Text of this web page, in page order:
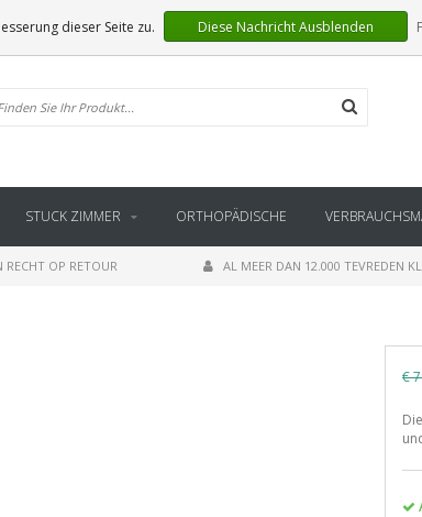
STUCK ZIMMER ORTHOPÄDISCHE
RECHT OP RETOUR AL MEER DAN 12.000 TEVREDEN
€
dieser Seite zu. Diese Nachricht Ausblenden